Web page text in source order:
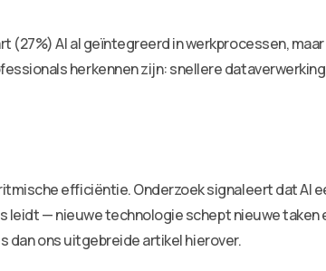
AI al geïntegreerd in werkprocessen,
herkennen zijn: snellere
efficiëntie. Onderzoek signaleert dat AI
— nieuwe technologie schept nieuwe taken
dan ons uitgebreide artikel hierover.